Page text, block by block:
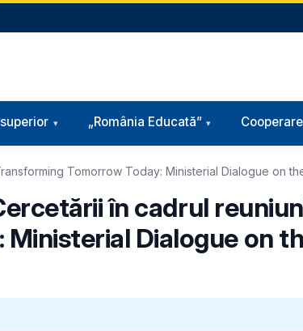
„România Educată”
Tomorrow Today: Ministerial Dialogue on
în cadrul
Dialogue on